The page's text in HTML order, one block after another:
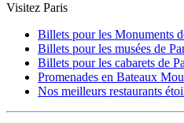
Visitez Paris
Billets pour les Monuments
Billets pour les musées de
Billets pour les cabarets de
Promenades en Bateaux
Nos meilleurs restaurants